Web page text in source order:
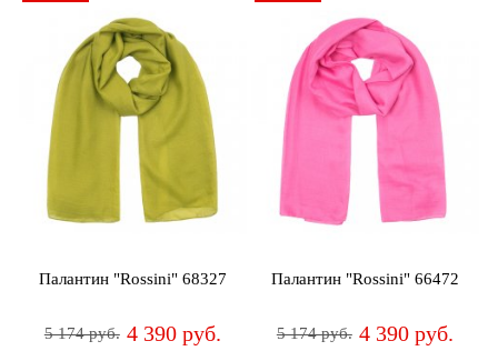
Палантин "Rossini" 68327
5 174 руб. 4 390 руб.
Палантин "Rossini" 66472
5 174 руб. 4 390 руб.